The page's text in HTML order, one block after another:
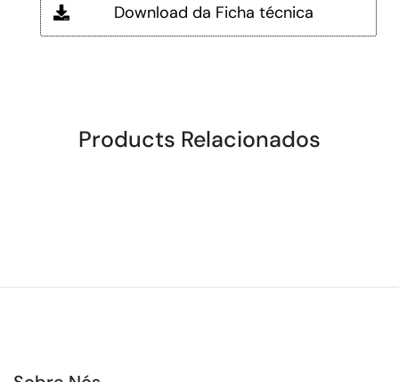
Download da Ficha técnica
Products Relacionados